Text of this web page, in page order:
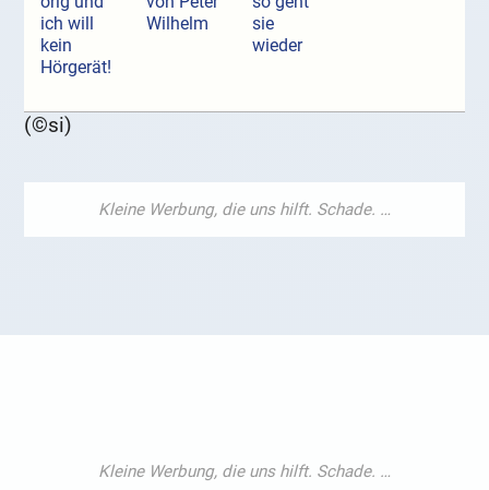
ich will
kein
Hörgerät!
Wilhelm
sie
wieder
(©si)